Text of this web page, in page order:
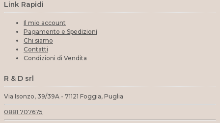
Link Rapidi
Il mio account
Pagamento e Spedizioni
Chi siamo
Contatti
Condizioni di Vendita
R & D srl
Via Isonzo, 39/39A - 71121 Foggia, Puglia
0881 707675